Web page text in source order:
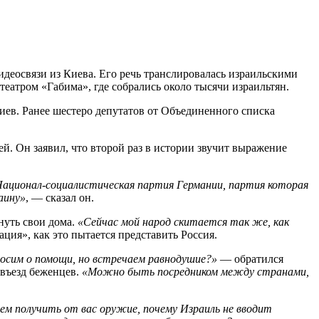
из Киева. Его речь транслировалась израильскими
«Габима», где собрались около тысячи израильтян.
Ранее шестеро депутатов от Объединенного списка
Он заявил, что второй раз в истории звучит выражение
социалистическая партия Германии, партия которая
, — сказал он.
свои дома. «Сейчас мой народ скитается так же, как
как это пытается представить Россия.
о помощи, но встречаем равнодушие?» — обратился
беженцев. «Можно быть посредником между странами,
получить от вас оружие, почему Израиль не вводит